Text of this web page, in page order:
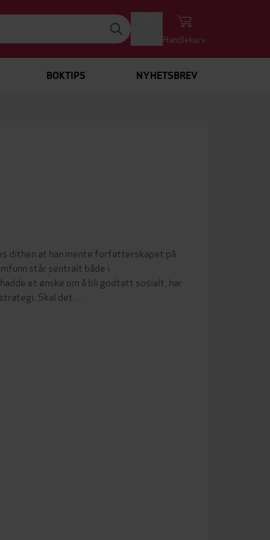
Handlekurv
BOKTIPS NYHETSBREV
dithen at han mente forfatterskapet på
står sentralt både i
et ønske om å bli godtatt sosialt, har
Skal det …